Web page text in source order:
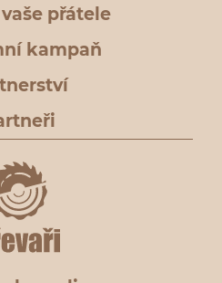
přátele
kampaň